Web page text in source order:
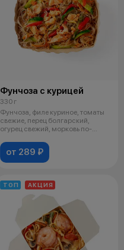
Фунчоза с курицей
330 г
Фунчоза, филе куриное, томаты
свежие, перец болгарский,
огурец свежий, морковь по-
от 289 ₽
ТОП АКЦИЯ